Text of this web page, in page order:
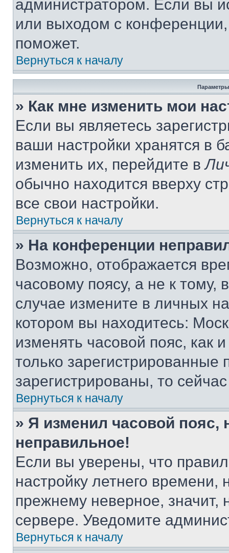
администратором. Если вы
или выходом с
поможет.
Вернуться к началу
Параметры
» Как мне изменить мои
Если вы являетесь
ваши настройки хранятся в
изменить их, перейдите в
обычно находится вверху
все свои настройки.
Вернуться к началу
» На конференции
Возможно, отображается
часовому поясу, а не к тому,
случае измените в личных
котором вы находитесь:
изменять часовой пояс, как
только
зарегистрированы, то
Вернуться к началу
» Я изменил часовой пояс,
неправильное!
Если вы уверены, что
настройку летнего
прежнему неверное, значит,
сервере. Уведомите
Вернуться к началу